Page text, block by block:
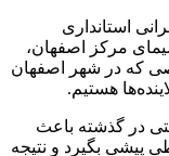
استانداری
با بخش خبر ۲۰ صداوسیمای مرکز اصفهان،
که در شهر اصفهان
هستیم.
در گذشته باعث
پیشی بگیرد و نتیجه